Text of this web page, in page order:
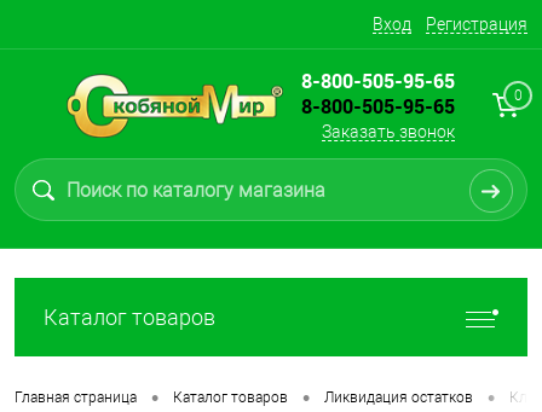
Вход Регистрация
8-800-505-95-65
8-800-505-95-65
Заказать звонок
0
Каталог товаров
Главная страница • Каталог товаров • Ликвидация остатков •